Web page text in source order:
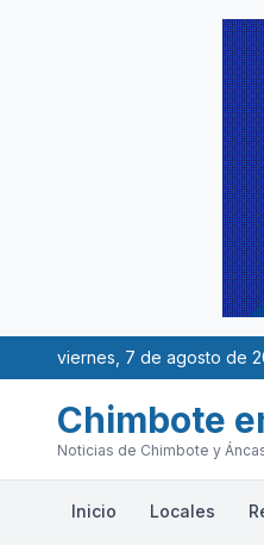
viernes, 7 de agosto de
Chimbote
Noticias de Chimbote y
Inicio Locales